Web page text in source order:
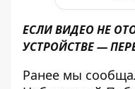
ЕСЛИ ВИДЕО НЕ
УСТРОЙСТВЕ —
Ранее мы